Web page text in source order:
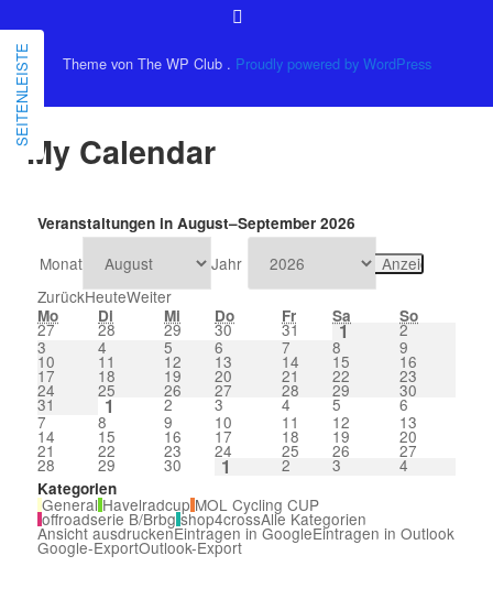
My Calendar
Veranstaltungen in August–September 2026
Monat
Jahr
ZurückHeuteWeiter
Mo Di Mi Do Fr Sa So
27 28 29 30 31 1
2
3
4 5 6 7 8 9
10 11 12 13 14 15 16
17 18 19 20 21 22 23
24 25 26 27 28 29 30
31 1 2 3 4 5
6
7
8 9 10 11 12 13
14 15 16 17 18 19 20
21 22 23 24 25 26 27
28 29 30 1 2 3 4
Kategorien
General Havelradcup MOL Cycling CUP
offroadserie B/Brbg shop4crossAlle Kategorien
Ansicht ausdruckenEintragen in GoogleEintragen in Outlook
Google-ExportOutlook-Export
SEITENLEISTE Theme von The WP Club . Proudly powered by WordPress